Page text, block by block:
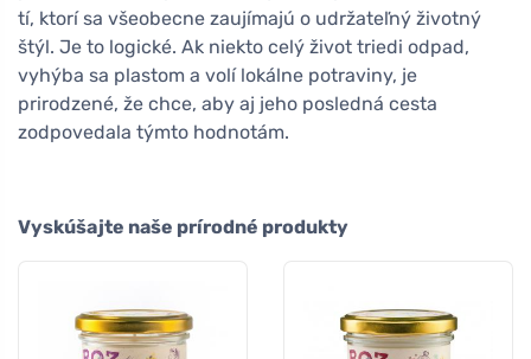
tí, ktorí sa všeobecne zaujímajú o udržateľný životný
štýl. Je to logické. Ak niekto celý život triedi odpad,
vyhýba sa plastom a volí lokálne potraviny, je
prirodzené, že chce, aby aj jeho posledná cesta
zodpovedala týmto hodnotám.
Vyskúšajte naše prírodné produkty